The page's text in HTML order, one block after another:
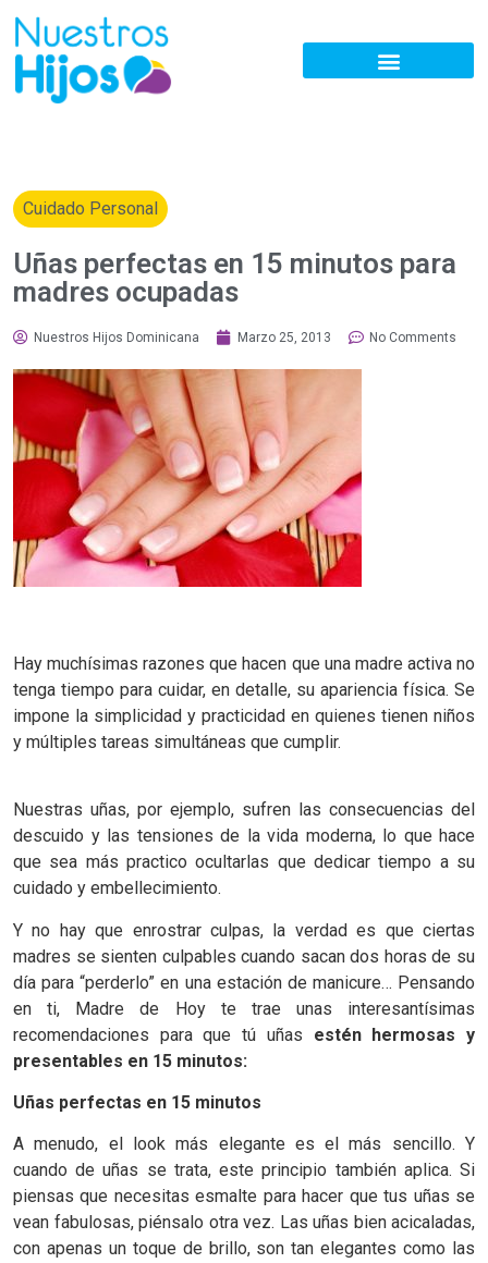
Cuidado Personal
Uñas perfectas en 15 minutos para
madres ocupadas
Nuestros Hijos Dominicana Marzo 25, 2013 No Comments
Hay muchísimas razones que hacen que una madre activa no
tenga tiempo para cuidar, en detalle, su apariencia física. Se
impone la simplicidad y practicidad en quienes tienen niños
y múltiples tareas simultáneas que cumplir.
Nuestras uñas, por ejemplo, sufren las consecuencias del
descuido y las tensiones de la vida moderna, lo que hace
que sea más practico ocultarlas que dedicar tiempo a su
cuidado y embellecimiento.
Y no hay que enrostrar culpas, la verdad es que ciertas
madres se sienten culpables cuando sacan dos horas de su
día para “perderlo” en una estación de manicure… Pensando
en ti, Madre de Hoy te trae unas interesantísimas
recomendaciones para que tú uñas estén hermosas y
presentables en 15 minutos:
Uñas perfectas en 15 minutos
A menudo, el look más elegante es el más sencillo. Y
cuando de uñas se trata, este principio también aplica. Si
piensas que necesitas esmalte para hacer que tus uñas se
vean fabulosas, piénsalo otra vez. Las uñas bien acicaladas,
con apenas un toque de brillo, son tan elegantes como las